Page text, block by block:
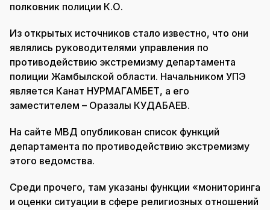
полковник полиции К.О.
Из открытых источников стало известно, что они
являлись руководителями управления по
противодействию экстремизму департамента
полиции Жамбылской области. Начальником УПЭ
является Канат НУРМАГАМБЕТ, а его
заместителем – Оразалы КУДАБАЕВ.
На сайте МВД опубликован список функций
департамента по противодействию экстремизму
этого ведомства.
Среди прочего, там указаны функции «мониторинга
и оценки ситуации в сфере религиозных отношений